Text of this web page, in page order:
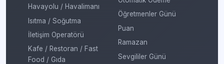
Havayolu / Havalimanı
Isıtma / Soğutma
İletişim Operatörü
Kafe / Restoran / Fast
Food / Gıda
Öğretmenler Günü
Puan
Ramazan
Sevgililer Günü